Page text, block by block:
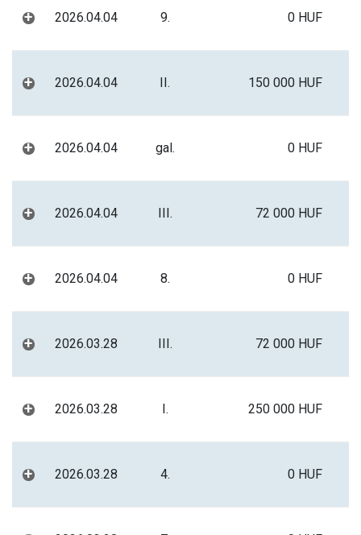
+ 2026.04.04 9. 0 HUF
+ 2026.04.04 II. 150 000 HUF
+ 2026.04.04 gal. 0 HUF
+ 2026.04.04 III. 72 000 HUF
+ 2026.04.04 8. 0 HUF
+ 2026.03.28 III. 72 000 HUF
+ 2026.03.28 I. 250 000 HUF
+ 2026.03.28 4. 0 HUF